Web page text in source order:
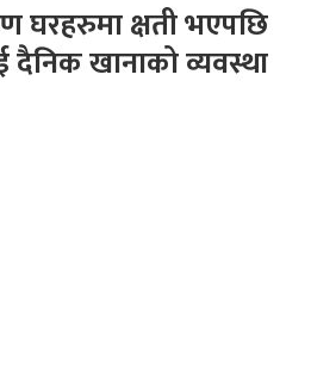
घरहरुमा क्षती भएपछि
दैनिक खानाको व्यवस्था